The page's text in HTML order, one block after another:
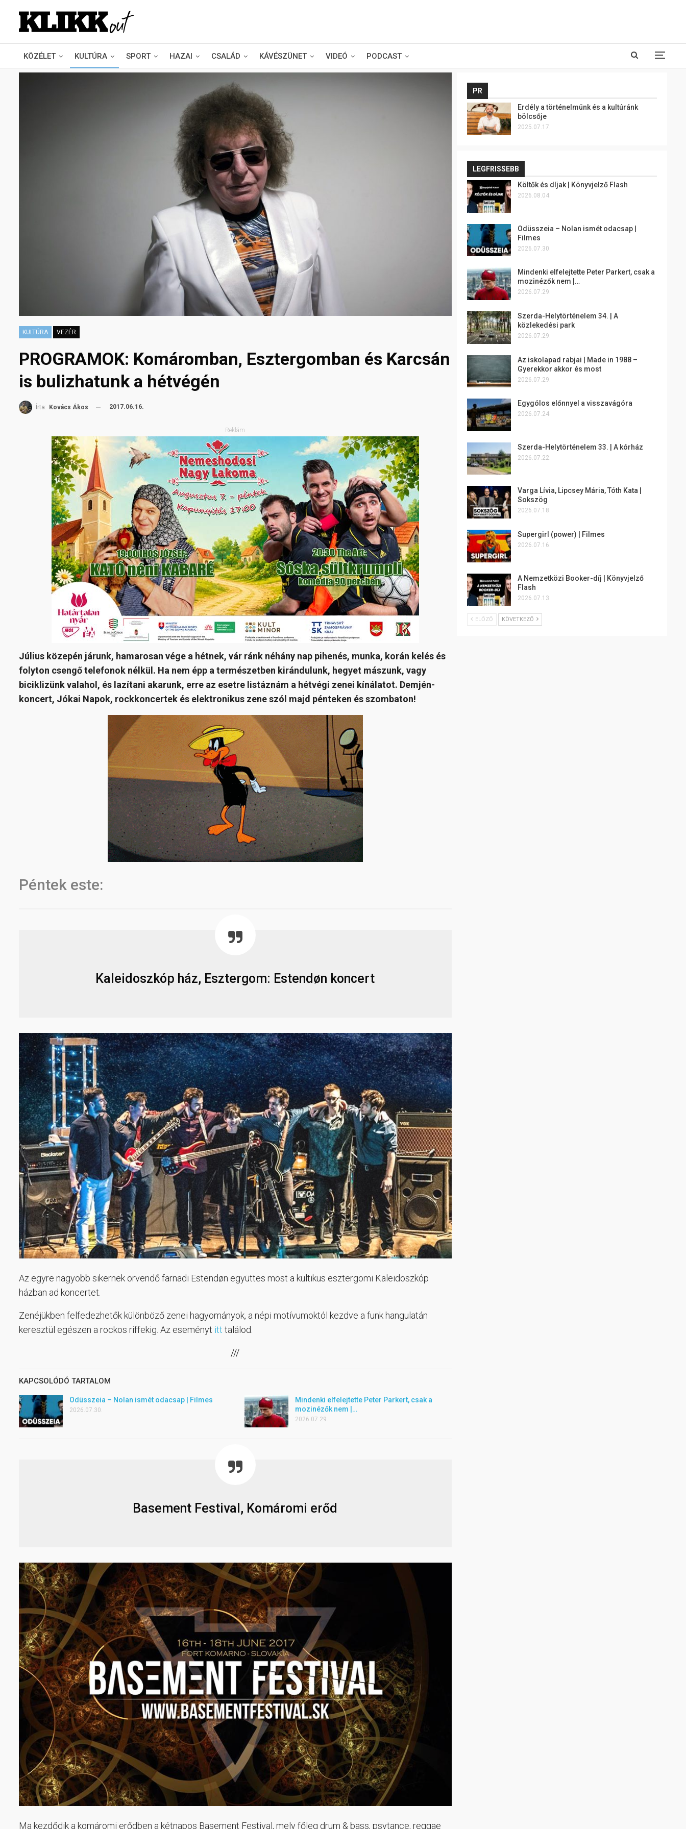
KÖZÉLET KULTÚRA SPORT HAZAI CSALÁD KÁVÉSZÜNET VIDEÓ PODCAST
KULTÚRA VEZÉR
PROGRAMOK: Komáromban, Esztergomban és Karcsán
is bulizhatunk a hétvégén
Írta: Kovács Ákos 2017.06.16.
Reklám
Július közepén járunk, hamarosan vége a hétnek, vár ránk néhány nap pihenés, munka, korán kelés és
folyton csengő telefonok nélkül. Ha nem épp a természetben kirándulunk, hegyet mászunk, vagy
biciklizünk valahol, és lazítani akarunk, erre az esetre listáznám a hétvégi zenei kínálatot. Demjén-
koncert, Jókai Napok, rockkoncertek és elektronikus zene szól majd pénteken és szombaton!
Péntek este:
Kaleidoszkóp ház, Esztergom: Estendøn koncert
Az egyre nagyobb sikernek örvendő farnadi Estendøn együttes most a kultikus esztergomi Kaleidoszkóp
házban ad koncertet.
Zenéjükben felfedezhetők különböző zenei hagyományok, a népi motívumoktól kezdve a funk hangulatán
keresztül egészen a rockos riffekig. Az eseményt itt találod.
///
KAPCSOLÓDÓ TARTALOM
Odüsszeia – Nolan ismét odacsap | Filmes
2026.07.30.
Mindenki elfelejtette Peter Parkert, csak a
mozinézők nem |…
2026.07.29.
Basement Festival, Komáromi erőd
Ma kezdődik a komáromi erődben a kétnapos Basement Festival, mely főleg drum & bass, psytance, reggae
PR
Erdély a történelmünk és a kultúránk
bölcsője
2025.07.17.
LEGFRISSEBB
Költők és díjak | Könyvjelző Flash
2026.08.04.
Odüsszeia – Nolan ismét odacsap |
Filmes
2026.07.30.
Mindenki elfelejtette Peter Parkert, csak a
mozinézők nem |…
2026.07.29.
Szerda-Helytörténelem 34. | A
közlekedési park
2026.07.29.
Az iskolapad rabjai | Made in 1988 –
Gyerekkor akkor és most
2026.07.29.
Egygólos előnnyel a visszavágóra
2026.07.24.
Szerda-Helytörténelem 33. | A kórház
2026.07.22.
Varga Lívia, Lipcsey Mária, Tóth Kata |
Sokszög
2026.07.18.
Supergirl (power) | Filmes
2026.07.16.
A Nemzetközi Booker-díj | Könyvjelző
Flash
2026.07.13.
ELŐZŐ KÖVETKEZŐ